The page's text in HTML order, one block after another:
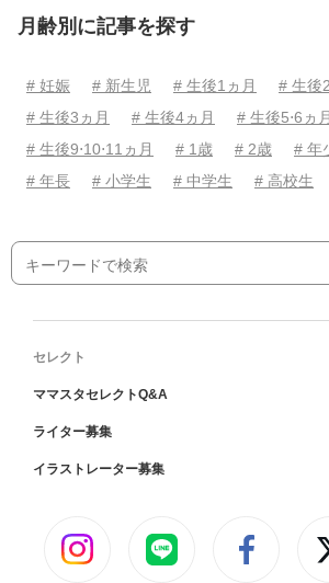
月齢別に記事を探す
# 妊娠 # 新生児 # 生後1ヵ月
# 生後
# 生後3ヵ月
# 生後4ヵ月 # 生後5⋅6ヵ月
# 生後9⋅10⋅11ヵ月
# 1歳 # 2歳 # 年
# 年長
# 小学生 # 中学生 # 高校生
セレクト
ママスタセレクトQ&A
ライター募集
イラストレーター募集